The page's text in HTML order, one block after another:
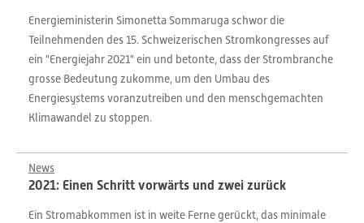
Energieministerin Simonetta Sommaruga schwor die
Teilnehmenden des 15. Schweizerischen Stromkongresses auf
ein "Energiejahr 2021" ein und betonte, dass der Strombranche
grosse Bedeutung zukomme, um den Umbau des
Energiesystems voranzutreiben und den menschgemachten
Klimawandel zu stoppen.
News
2021: Einen Schritt vorwärts und zwei zurück
Ein Stromabkommen ist in weite Ferne gerückt, das minimale